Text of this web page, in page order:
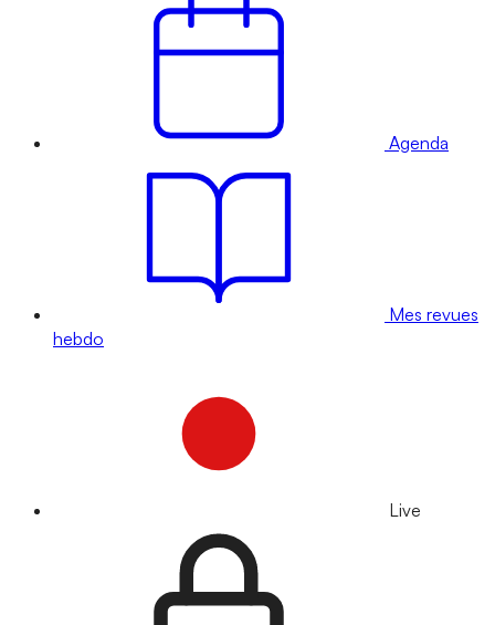
Agenda
Mes revues
hebdo
Live